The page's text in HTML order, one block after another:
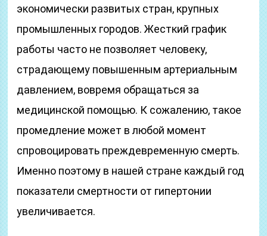
экономически развитых стран, крупных
промышленных городов. Жесткий график
работы часто не позволяет человеку,
страдающему повышенным артериальным
давлением, вовремя обращаться за
медицинской помощью. К сожалению, такое
промедление может в любой момент
спровоцировать преждевременную смерть.
Именно поэтому в нашей стране каждый год
показатели смертности от гипертонии
увеличивается.